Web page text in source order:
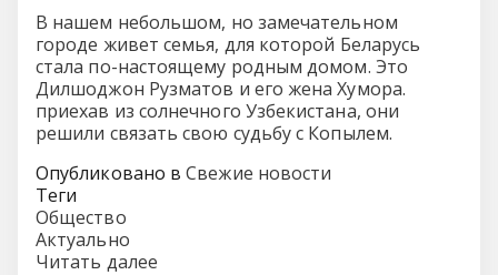
В нашем небольшом, но замечательном
городе живет семья, для которой Беларусь
стала по-настоящему родным домом. Это
Дилшоджон Рузматов и его жена Хумора.
приехав из солнечного Узбекистана, они
решили связать свою судьбу с Копылем.
Опубликовано в Свежие новости
Теги
Общество
Актуально
Читать далее